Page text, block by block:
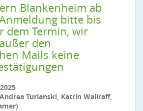
Blankenheim ab
bitte bis
dem Termin, wir
den
Mails keine
Turianski, Katrin Wallraff,